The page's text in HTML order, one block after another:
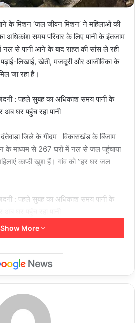
के मिशन ‘जल जीवन मिशन’ ने महिलाओं की
अधिकांश समय परिवार के लिए पानी के इंतजाम
नल से पानी आने के बाद राहत की सांस ले रही
लिखाई, खेती, मजदूरी और आजीविका के
जा रहा है।
दंतेवाड़ा जिले के गीदम विकासखंड के बिंजाम
के माध्यम से 267 घरों में नल से जल पहुंचाया
काफी खुश हैं। गांव को ’’हर घर जल
के लिए खेती और मजदूरी पर आश्रित हैं।
पेयजल की आपूर्ति हो रही है। जल आपूर्ति
पाइपलाइन बिछाई गई है। तीन उच्च
माध्यम से हर घर तक पानी पहुंचाया जा रहा है।
Show More